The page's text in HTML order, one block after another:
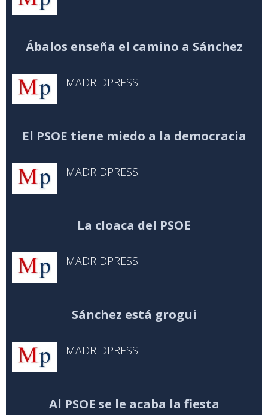
Ábalos enseña el camino a Sánchez
MADRIDPRESS
El PSOE tiene miedo a la democracia
MADRIDPRESS
La cloaca del PSOE
MADRIDPRESS
Sánchez está grogui
MADRIDPRESS
Al PSOE se le acaba la fiesta